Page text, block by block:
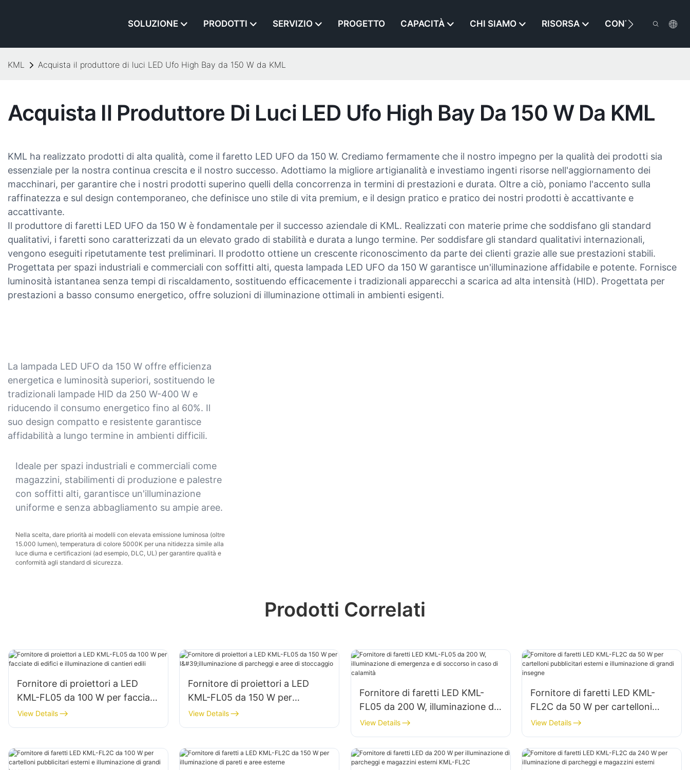
SOLUZIONE PRODOTTI SERVIZIO PROGETTO CAPACITÀ CHI SIAMO RISORSA CONTATTACI
KML Acquista il produttore di luci LED Ufo High Bay da 150 W da KML
Acquista Il Produttore Di Luci LED Ufo High Bay Da 150 W Da KML
KML ha realizzato prodotti di alta qualità, come il faretto LED UFO da 150 W. Crediamo fermamente che il nostro impegno per la qualità dei prodotti sia
essenziale per la nostra continua crescita e il nostro successo. Adottiamo la migliore artigianalità e investiamo ingenti risorse nell'aggiornamento dei
macchinari, per garantire che i nostri prodotti superino quelli della concorrenza in termini di prestazioni e durata. Oltre a ciò, poniamo l'accento sulla
raffinatezza e sul design contemporaneo, che definisce uno stile di vita premium, e il design pratico e pratico dei nostri prodotti è accattivante e
accattivante.
Il produttore di faretti LED UFO da 150 W è fondamentale per il successo aziendale di KML. Realizzati con materie prime che soddisfano gli standard
qualitativi, i faretti sono caratterizzati da un elevato grado di stabilità e durata a lungo termine. Per soddisfare gli standard qualitativi internazionali,
vengono eseguiti ripetutamente test preliminari. Il prodotto ottiene un crescente riconoscimento da parte dei clienti grazie alle sue prestazioni stabili.
Progettata per spazi industriali e commerciali con soffitti alti, questa lampada LED UFO da 150 W garantisce un'illuminazione affidabile e potente. Fornisce
luminosità istantanea senza tempi di riscaldamento, sostituendo efficacemente i tradizionali apparecchi a scarica ad alta intensità (HID). Progettata per
prestazioni a basso consumo energetico, offre soluzioni di illuminazione ottimali in ambienti esigenti.
La lampada LED UFO da 150 W offre efficienza
energetica e luminosità superiori, sostituendo le
tradizionali lampade HID da 250 W-400 W e
riducendo il consumo energetico fino al 60%. Il
suo design compatto e resistente garantisce
affidabilità a lungo termine in ambienti difficili.
Ideale per spazi industriali e commerciali come
magazzini, stabilimenti di produzione e palestre
con soffitti alti, garantisce un'illuminazione
uniforme e senza abbagliamento su ampie aree.
Nella scelta, dare priorità ai modelli con elevata emissione luminosa (oltre
15.000 lumen), temperatura di colore 5000K per una nitidezza simile alla
luce diurna e certificazioni (ad esempio, DLC, UL) per garantire qualità e
conformità agli standard di sicurezza.
Prodotti Correlati
Fornitore di proiettori a LED
KML-FL05 da 100 W per facciate
di edifici e illuminazione di
cantieri edili
View Details
Fornitore di proiettori a LED
KML-FL05 da 150 W per
l'illuminazione di parcheggi e
aree di stoccaggio
View Details
Fornitore di faretti LED KML-
FL05 da 200 W, illuminazione di
emergenza e di soccorso in
caso di calamità
View Details
Fornitore di faretti LED KML-
FL2C da 50 W per cartelloni
pubblicitari esterni e
illuminazione di grandi insegne
View Details